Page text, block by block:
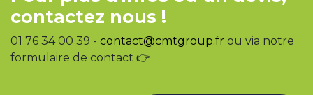
contactez nous !
01 76 34 00 39 - contact@cmtgroup.fr ou via notre
formulaire de contact 👉